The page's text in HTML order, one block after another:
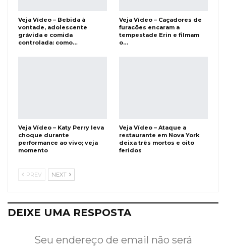
Veja Vídeo – Bebida à
vontade, adolescente
grávida e comida
controlada: como…
Veja Vídeo – Caçadores de
furacões encaram a
tempestade Erin e filmam
o…
Veja Vídeo – Katy Perry leva
choque durante
performance ao vivo; veja
momento
Veja Vídeo – Ataque a
restaurante em Nova York
deixa três mortos e oito
feridos
PREV NEXT
DEIXE UMA RESPOSTA
Seu endereço de email não será